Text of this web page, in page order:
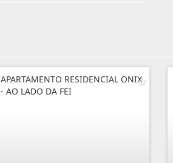
APARTAMENTO RESIDENCIAL ONIX
- AO LADO DA FEI